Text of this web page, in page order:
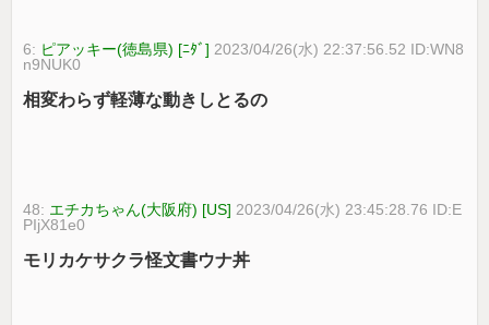
6: ピアッキー(徳島県) [ﾆﾀﾞ] 2023/04/26(水) 22:37:56.52 ID:WN8
n9NUK0
相変わらず軽薄な動きしとるの
48: エチカちゃん(大阪府) [US] 2023/04/26(水) 23:45:28.76 ID:E
PIjX81e0
モリカケサクラ怪文書ウナ丼